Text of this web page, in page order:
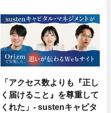
「アクセス数よりも『正し
く届けること』を尊重して
くれた」- sustenキャピタ